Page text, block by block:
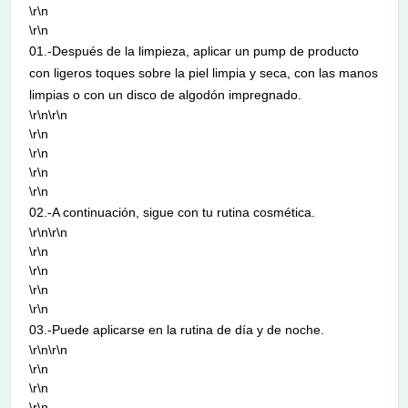
\r\n
\r\n
01.-Después de la limpieza, aplicar un pump de producto
con ligeros toques sobre la piel limpia y seca, con las manos
limpias o con un disco de algodón impregnado.
\r\n\r\n
\r\n
\r\n
\r\n
\r\n
02.-A continuación, sigue con tu rutina cosmética.
\r\n\r\n
\r\n
\r\n
\r\n
\r\n
03.-Puede aplicarse en la rutina de día y de noche.
\r\n\r\n
\r\n
\r\n